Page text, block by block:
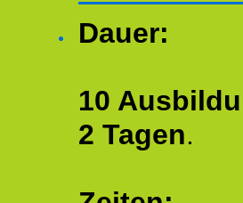
Dauer:
10
2 Tagen.